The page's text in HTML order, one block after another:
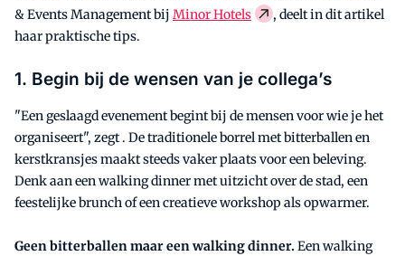
& Events Management bij Minor Hotels
, deelt in dit artikel
haar praktische tips.
1. Begin bij de wensen van je collega’s
"Een geslaagd evenement begint bij de mensen voor wie je het
organiseert", zegt . De traditionele borrel met bitterballen en
kerstkransjes maakt steeds vaker plaats voor een beleving.
Denk aan een walking dinner met uitzicht over de stad, een
feestelijke brunch of een creatieve workshop als opwarmer.
Geen bitterballen maar een walking dinner. Een walking